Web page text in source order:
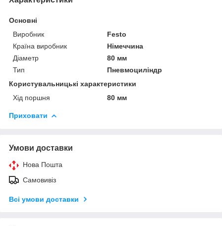
Основні
Виробник
Festo
Країна виробник
Німеччина
Діаметр
80 мм
Тип
Пневмоциліндр
Користувальницькі характеристики
Хід поршня
80 мм
Приховати
Умови доставки
Нова Пошта
Самовивіз
Всі умови доставки